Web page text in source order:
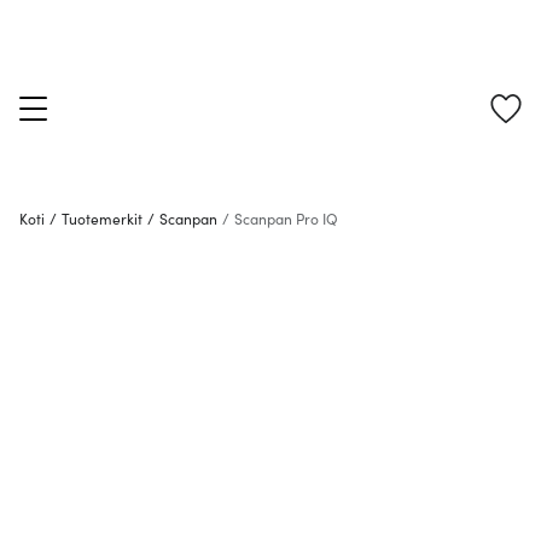
Koti / Tuotemerkit / Scanpan / Scanpan Pro IQ